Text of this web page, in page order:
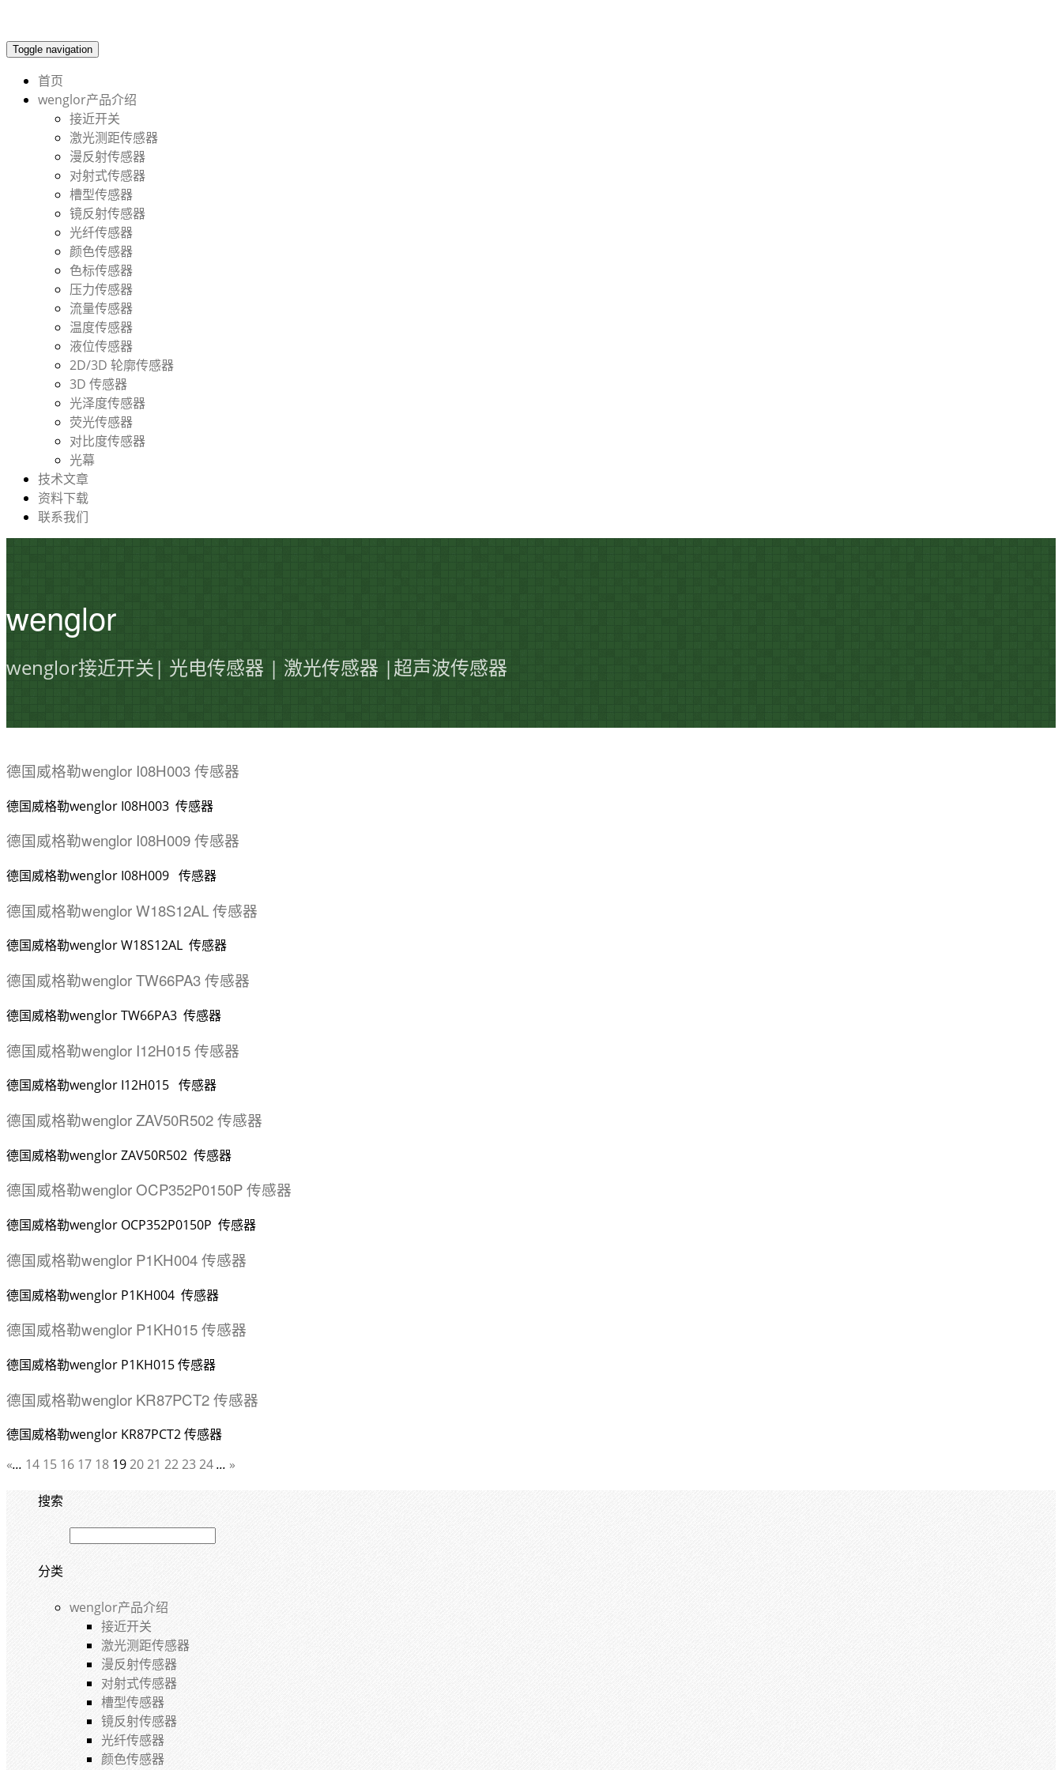
Toggle navigation
首页
wenglor产品介绍
接近开关
激光测距传感器
漫反射传感器
对射式传感器
槽型传感器
镜反射传感器
光纤传感器
颜色传感器
色标传感器
压力传感器
流量传感器
温度传感器
液位传感器
2D/3D 轮廓传感器
3D 传感器
光泽度传感器
荧光传感器
对比度传感器
光幕
技术文章
资料下载
联系我们
wenglor
wenglor接近开关| 光电传感器 | 激光传感器 |超声波传感器
德国威格勒wenglor I08H003 传感器
德国威格勒wenglor I08H003 传感器
德国威格勒wenglor I08H009 传感器
德国威格勒wenglor I08H009 传感器
德国威格勒wenglor W18S12AL 传感器
德国威格勒wenglor W18S12AL 传感器
德国威格勒wenglor TW66PA3 传感器
德国威格勒wenglor TW66PA3 传感器
德国威格勒wenglor I12H015 传感器
德国威格勒wenglor I12H015 传感器
德国威格勒wenglor ZAV50R502 传感器
德国威格勒wenglor ZAV50R502 传感器
德国威格勒wenglor OCP352P0150P 传感器
德国威格勒wenglor OCP352P0150P 传感器
德国威格勒wenglor P1KH004 传感器
德国威格勒wenglor P1KH004 传感器
德国威格勒wenglor P1KH015 传感器
德国威格勒wenglor P1KH015 传感器
德国威格勒wenglor KR87PCT2 传感器
德国威格勒wenglor KR87PCT2 传感器
«... 14 15 16 17 18 192021 222324... »
搜索
分类
wenglor产品介绍
接近开关
激光测距传感器
漫反射传感器
对射式传感器
槽型传感器
镜反射传感器
光纤传感器
颜色传感器